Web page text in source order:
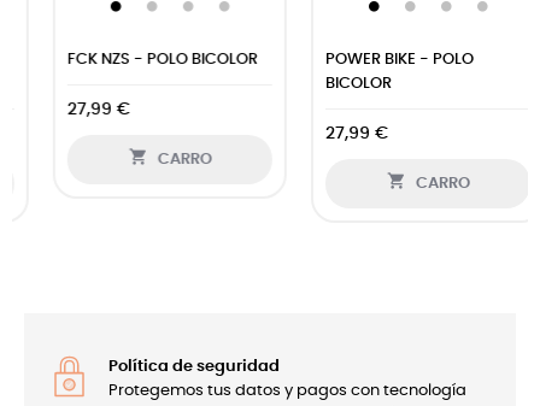
FCK NZS - POLO BICOLOR
27,99 €
CARRO
POWER BIKE - POLO
BICOLOR
27,99 €
CARRO
Política de seguridad
Protegemos tus datos y pagos con tecnología